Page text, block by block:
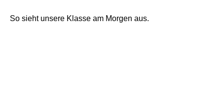
So sieht unsere Klasse am Morgen aus.